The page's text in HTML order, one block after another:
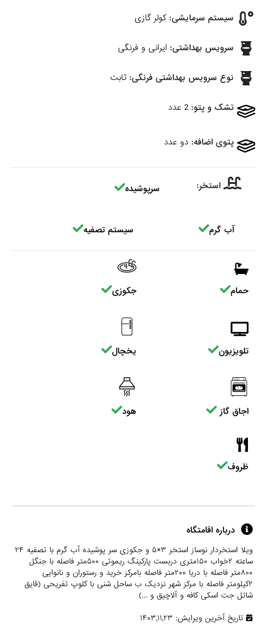
سیستم سرمایشی: کولر گازی
سرویس بهداشتی: ایرانی و فرنگی
نوع سرویس بهداشتی فرنگی: ثابت
تشک و پتو: 2 عدد
پتوی اضافه: دو عدد
استخر: سرپوشیده
آب گرم سیستم تصفیه
حمام جکوزی
تلویزیون یخچال
اجاق گاز هود
ظروف
درباره اقامتگاه
ویلا استخردار نوساز استخر ۳×۵ و جکوزی سر پوشیده آب گرم با تصفیه ۲۴
ساعته ۲خواب ۱۵۰متری دربست پارکینگ ریموتی ۵۰۰متر فاصله با جنگل
۸۰۰متر فاصله با دریا ۲۰۰متر فاصله بامرکز خرید و رستوران و نانوایی
۲کیلومتر فاصله با مرکز شهر نزدیک ب ساحل شنی با کلوپ تفریحی (قایق
شاتل جت اسکی کافه و آلاچیق و ...)
تاریخ آخرین ویرایش: ۱۴۰۳,۱۱,۲۳